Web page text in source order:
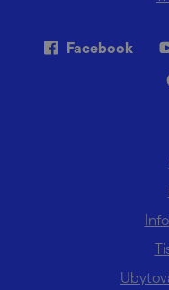
Facebook